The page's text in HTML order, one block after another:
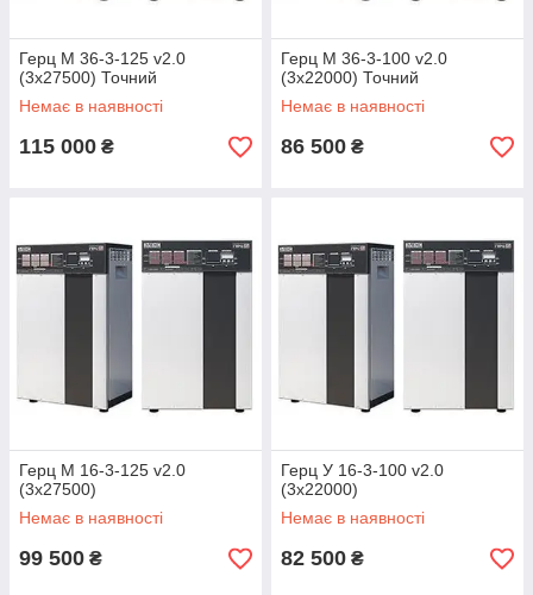
Герц М 36-3-125 v2.0
(3х27500) Точний
Немає в наявності
115 000 ₴
Герц М 36-3-100 v2.0
(3х22000) Точний
Немає в наявності
86 500 ₴
Герц М 16-3-125 v2.0
(3х27500)
Немає в наявності
99 500 ₴
Герц У 16-3-100 v2.0
(3х22000)
Немає в наявності
82 500 ₴